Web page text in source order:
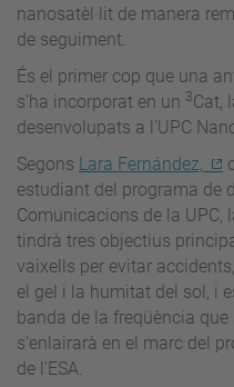
nanosatèl·lit de manera
de seguiment.
És el primer cop que una
s’ha incorporat en un 3Cat,
desenvolupats a l’UPC
Segons Lara Fernández,
estudiant del programa de
Comunicacions de la UPC,
tindrà tres objectius
vaixells per evitar
el gel i la humitat del sol, i
banda de la freqüència
s'enlairarà en el marc del
de l’ESA.